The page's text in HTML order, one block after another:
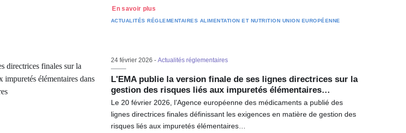
En savoir plus
ACTUALITÉS RÉGLEMENTAIRES ALIMENTATION ET NUTRITION UNION EUROPÉENNE
24 février 2026 - Actualités réglementaires
L'EMA publie la version finale de ses lignes directrices sur la
gestion des risques liés aux impuretés élémentaires…
Le 20 février 2026, l’Agence européenne des médicaments a publié des
lignes directrices finales définissant les exigences en matière de gestion des
risques liés aux impuretés élémentaires…